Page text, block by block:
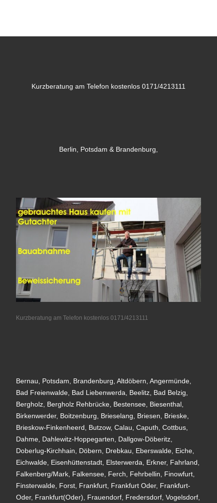
Kurzberatung am Telefon kostenlos 0171/4213111
Berlin, Potsdam & Brandenburg,
Kurzberatung am Telefon kostenlos 0171/4213111
Bernau, Potsdam, Brandenburg, Altdöbern, Angermünde,
Bad Freienwalde, Bad Liebenwerda, Beelitz, Bad Belzig,
Bergholz, Bergholz Rehbrücke, Bestensee, Biesenthal,
Birkenwerder, Boitzenburg, Brieselang, Briesen, Brieske,
Brieskow-Finkenheerd, Butzow, Calau, Caputh, Cottbus,
Dahme, Dahlewitz-Hoppegarten, Dallgow-Döberitz,
Doberlug-Kirchhain, Döbern, Drebkau, Eberswalde, Eiche,
Eichwalde, Eisenhüttenstadt, Elsterwerda, Erkner, Fahrland,
Falkenberg/Mark, Falkensee, Ferch, Fehrbellin, Finowfurt,
Finsterwalde, Forst, Frankfurt, Frankfurt Oder, Frankfurt-
Oder, Frankfurt(Oder), Frauendorf, Fredersdorf, Vogelsdorf,